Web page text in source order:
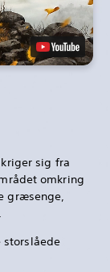
sig fra
omkring
græsenge,
storslåede